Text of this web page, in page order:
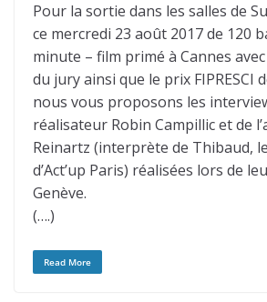
Pour la sortie dans les salles de
ce mercredi 23 août 2017 de 120
minute – film primé à Cannes
du jury ainsi que le prix FIPRESCI
nous vous proposons les
réalisateur Robin Campillic et de
Reinartz (interprète de Thibaud,
d’Act’up Paris) réalisées lors de
Genève.
(….)
Read More